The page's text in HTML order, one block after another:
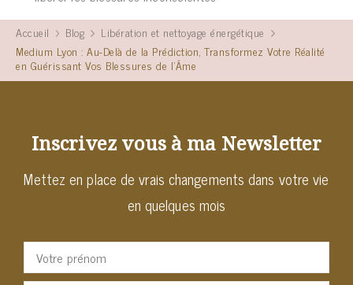
Accueil Blog
Libération et nettoyage énergétique
Medium Lyon : Au-Delà de la Prédiction, Transformez Votre Réalité
en Guérissant Vos Blessures de l’Âme
Inscrivez vous à ma Newsletter
Mettez en place de vrais changements dans votre vie
en quelques mois